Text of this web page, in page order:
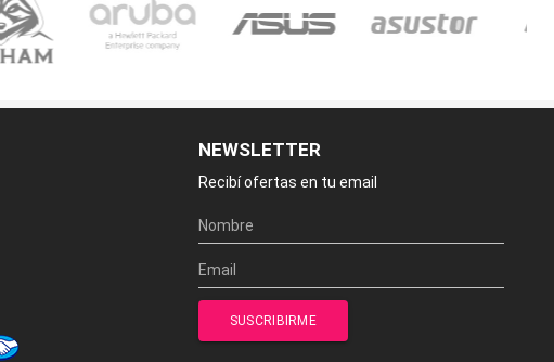
NEWSLETTER
Recibí ofertas en tu email